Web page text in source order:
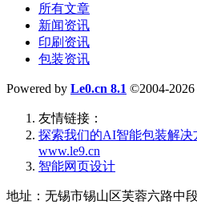
所有文章
新闻资讯
印刷资讯
包装资讯
Powered by Le0.cn 8.1 ©2004-2026
友情链接：
探索我们的‌AI智能包装解决
www.le9.cn
智能网页设计
地址：无锡市锡山区芙蓉六路中